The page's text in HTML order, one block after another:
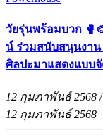
วัยรุ่นพร้อมบวก
น์ ร่วมสนับสนุนงาน
ศิลปะมาแสดงแบบจั
12 กุมภาพันธ์ 2568 /
12 กุมภาพันธ์ 2568